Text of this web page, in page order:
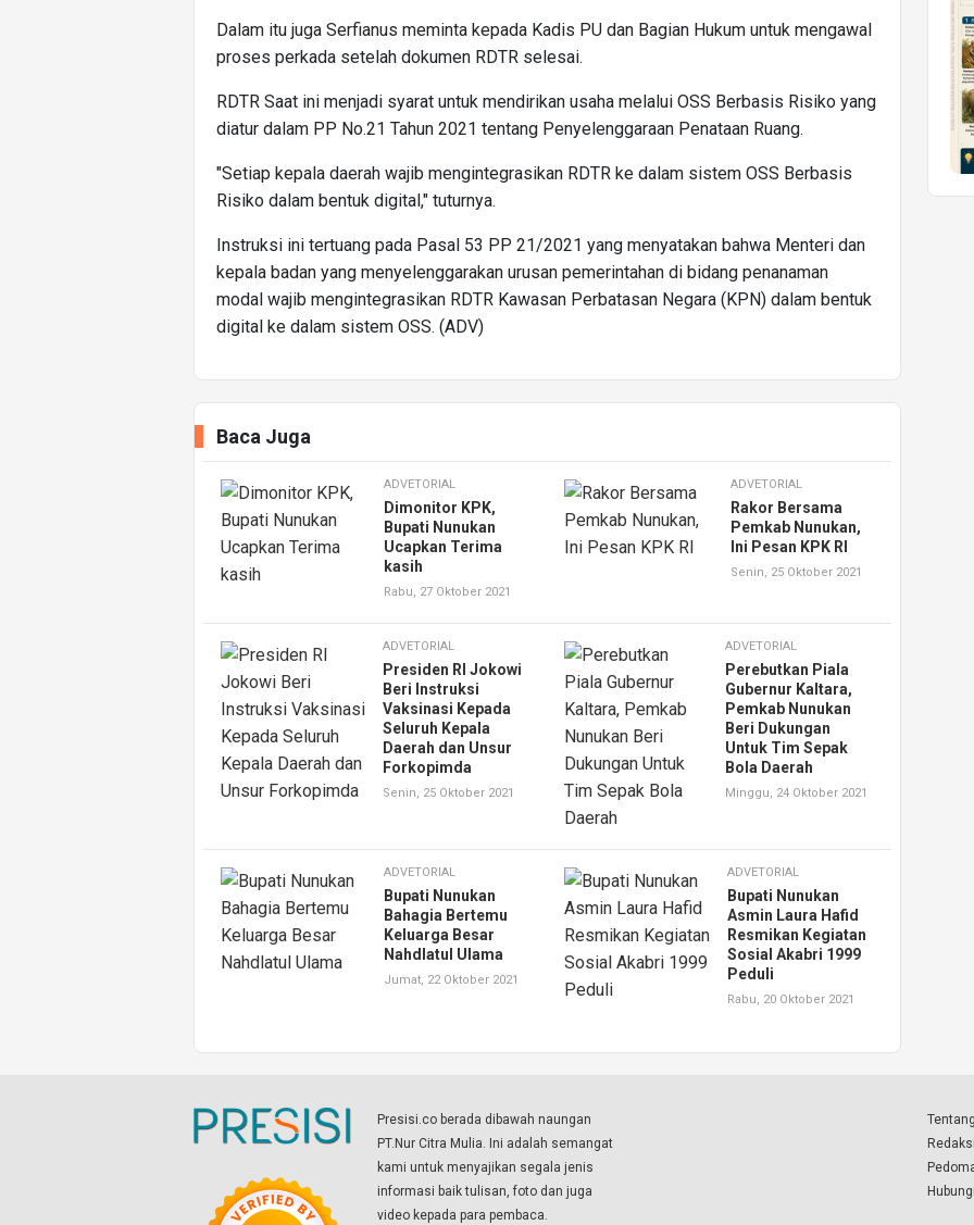
Dalam itu juga Serfianus meminta kepada Kadis PU dan Bagian Hukum untuk mengawal
proses perkada setelah dokumen RDTR selesai.
RDTR Saat ini menjadi syarat untuk mendirikan usaha melalui OSS Berbasis Risiko yang
diatur dalam PP No.21 Tahun 2021 tentang Penyelenggaraan Penataan Ruang.
"Setiap kepala daerah wajib mengintegrasikan RDTR ke dalam sistem OSS Berbasis
Risiko dalam bentuk digital," tuturnya.
Instruksi ini tertuang pada Pasal 53 PP 21/2021 yang menyatakan bahwa Menteri dan
kepala badan yang menyelenggarakan urusan pemerintahan di bidang penanaman
modal wajib mengintegrasikan RDTR Kawasan Perbatasan Negara (KPN) dalam bentuk
digital ke dalam sistem OSS. (ADV)
Baca Juga
ADVETORIAL
Dimonitor KPK,
Bupati Nunukan
Ucapkan Terima
kasih
Rabu, 27 Oktober 2021
ADVETORIAL
Rakor Bersama
Pemkab Nunukan,
Ini Pesan KPK RI
Senin, 25 Oktober 2021
ADVETORIAL
Presiden RI Jokowi
Beri Instruksi
Vaksinasi Kepada
Seluruh Kepala
Daerah dan Unsur
Forkopimda
Senin, 25 Oktober 2021
ADVETORIAL
Perebutkan Piala
Gubernur Kaltara,
Pemkab Nunukan
Beri Dukungan
Untuk Tim Sepak
Bola Daerah
Minggu, 24 Oktober 2021
ADVETORIAL
Bupati Nunukan
Bahagia Bertemu
Keluarga Besar
Nahdlatul Ulama
Jumat, 22 Oktober 2021
ADVETORIAL
Bupati Nunukan
Asmin Laura Hafid
Resmikan Kegiatan
Sosial Akabri 1999
Peduli
Rabu, 20 Oktober 2021
Presisi.co berada dibawah naungan
PT.Nur Citra Mulia. Ini adalah semangat
kami untuk menyajikan segala jenis
informasi baik tulisan, foto dan juga
video kepada para pembaca.
Redaksi